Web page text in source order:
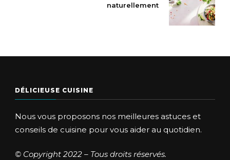
naturellement
DÉLICIEUSE CUISINE
Nous vous proposons nos meilleures astuces et
conseils de cuisine pour vous aider au quotidien.
© Copyright 2022 – Tous droits réservés.